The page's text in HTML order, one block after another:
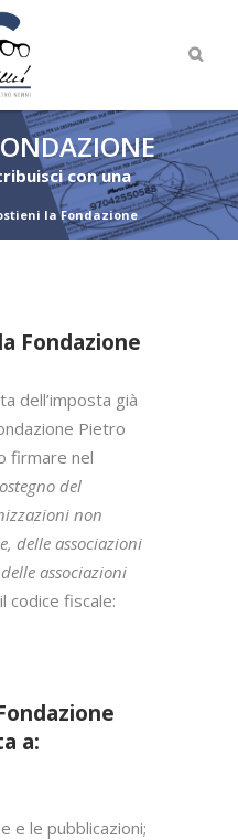
con una
la Fondazione
Fondazione
dell’imposta già
Pietro
firmare nel
del
non
delle associazioni
associazioni
codice fiscale:
a:
e le pubblicazioni;